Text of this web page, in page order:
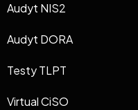
Audyt NIS2
Audyt DORA
Testy TLPT
Virtual CiSO